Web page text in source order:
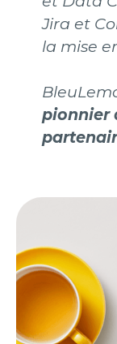
Jira et
la mise
pionnier